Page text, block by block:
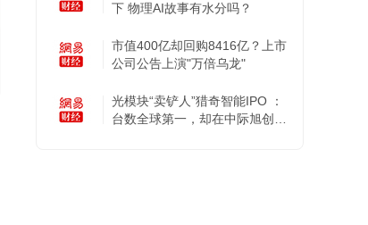
下 物理AI故事有水分吗？
市值400亿却回购8416亿？上市
公司公告上演"万倍乌龙"
光模块“卖铲人”猎奇智能IPO ：
台数全球第一，却在中际旭创的